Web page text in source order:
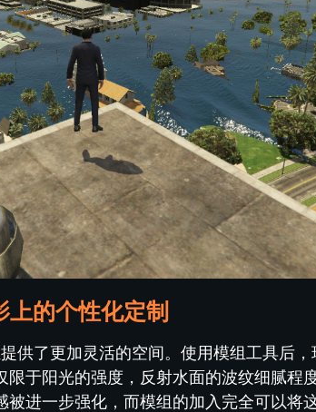
的个性化定制
供了更加灵活的空间。使用模组工具后
于阳光的强度，反射水面的波纹细腻程
进一步强化，而模组的加入完全可以将